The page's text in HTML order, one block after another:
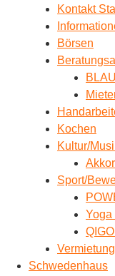
Kontakt
Börsen
Kochen
Kultur/
Sport/
Yoga
Schwedenhaus